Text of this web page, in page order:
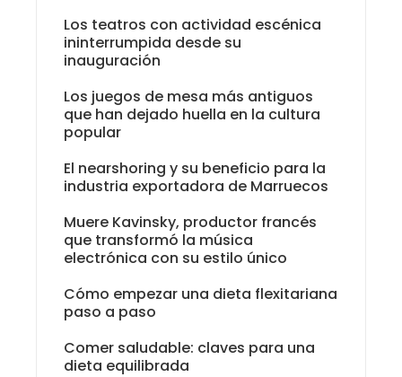
Los teatros con actividad escénica
ininterrumpida desde su
inauguración
Los juegos de mesa más antiguos
que han dejado huella en la cultura
popular
El nearshoring y su beneficio para la
industria exportadora de Marruecos
Muere Kavinsky, productor francés
que transformó la música
electrónica con su estilo único
Cómo empezar una dieta flexitariana
paso a paso
Comer saludable: claves para una
dieta equilibrada